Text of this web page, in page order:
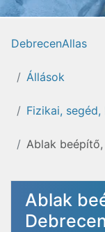
DebrecenAllas
Állások
Fizikai,
Ablak
Ablak